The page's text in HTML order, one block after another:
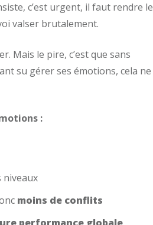
c’est urgent, il faut rendre le
valser brutalement.
Mais le pire, c’est que sans
su gérer ses émotions, cela ne
:
niveaux
moins de conflits